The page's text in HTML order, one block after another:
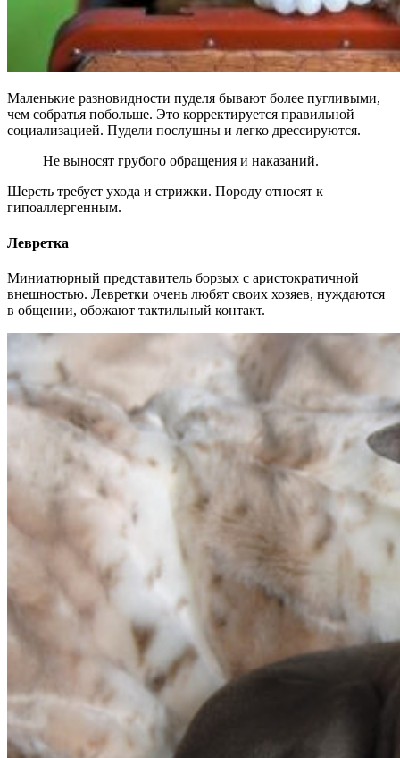
Маленькие разновидности пуделя бывают более пугливыми,
чем собратья побольше. Это корректируется правильной
социализацией. Пудели послушны и легко дрессируются.
Не выносят грубого обращения и наказаний.
Шерсть требует ухода и стрижки. Породу относят к
гипоаллергенным.
Левретка
Миниатюрный представитель борзых с аристократичной
внешностью. Левретки очень любят своих хозяев, нуждаются
в общении, обожают тактильный контакт.